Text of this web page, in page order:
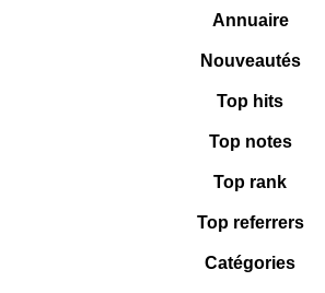
Annuaire
Nouveautés
Top hits
Top notes
Top rank
Top referrers
Catégories